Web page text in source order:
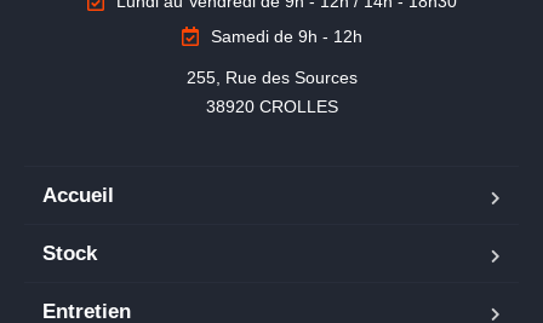
Samedi de 9h - 12h
255, Rue des Sources
38920 CROLLES
Accueil
Stock
Entretien